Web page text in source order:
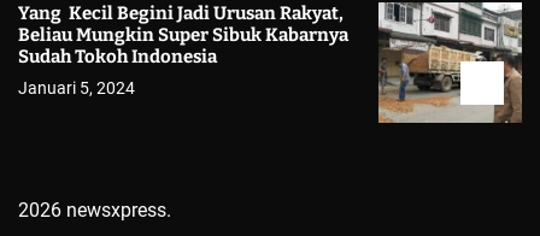
Yang Kecil Begini Jadi Urusan Rakyat,
Beliau Mungkin Super Sibuk Kabarnya
Sudah Tokoh Indonesia
Januari 5, 2024
2026 newsxpress.